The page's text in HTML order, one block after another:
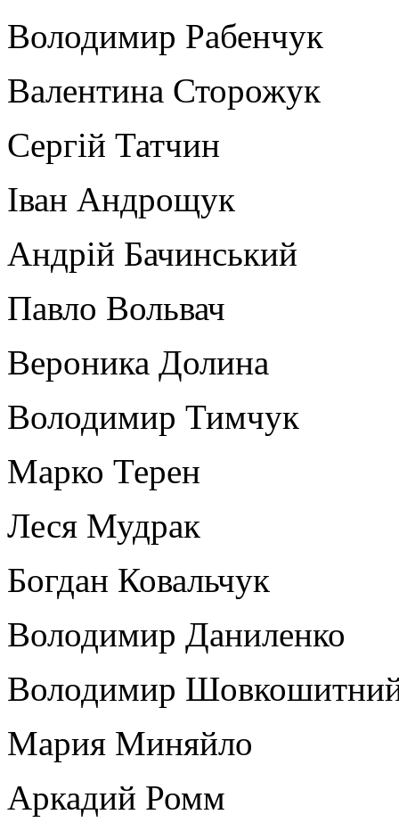
Володимир Рабенчук
Валентина Сторожук
Сергій Татчин
Іван Андрощук
Андрій Бачинський
Павло Вольвач
Вероника Долина
Володимир Тимчук
Марко Терен
Леся Мудрак
Богдан Ковальчук
Володимир Даниленко
Володимир
Мария Миняйло
Аркадий Ромм